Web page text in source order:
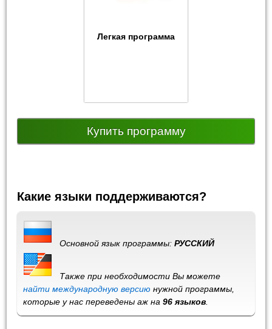
Легкая программа
Купить программу
Какие языки поддерживаются?
Основной язык программы:РУССКИЙ
Также при необходимости Вы можете
найти международную версию нужной программы,
которые у нас переведены аж на96 языков